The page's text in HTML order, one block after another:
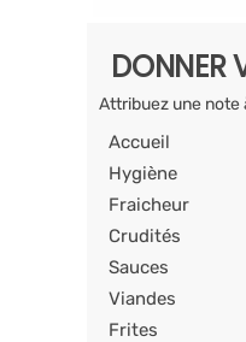
DONNER
Attribuez une note
Accueil
Hygiène
Fraicheur
Crudités
Sauces
Viandes
Frites